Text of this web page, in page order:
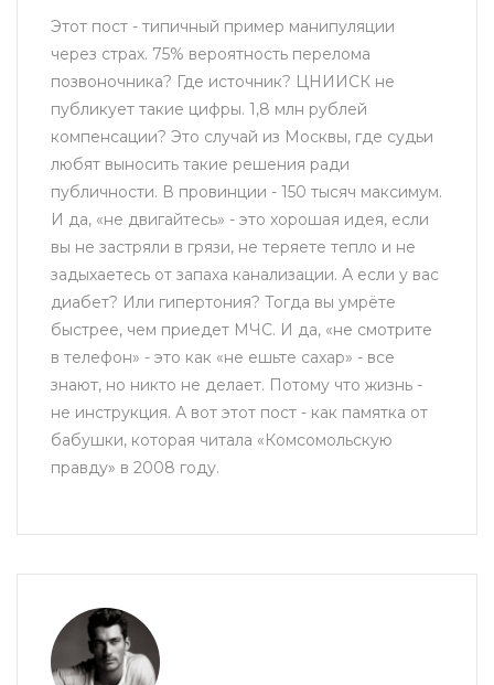
Этот пост - типичный пример манипуляции
через страх. 75% вероятность перелома
позвоночника? Где источник? ЦНИИСК не
публикует такие цифры. 1,8 млн рублей
компенсации? Это случай из Москвы, где судьи
любят выносить такие решения ради
публичности. В провинции - 150 тысяч максимум.
И да, «не двигайтесь» - это хорошая идея, если
вы не застряли в грязи, не теряете тепло и не
задыхаетесь от запаха канализации. А если у вас
диабет? Или гипертония? Тогда вы умрёте
быстрее, чем приедет МЧС. И да, «не смотрите
в телефон» - это как «не ешьте сахар» - все
знают, но никто не делает. Потому что жизнь -
не инструкция. А вот этот пост - как памятка от
бабушки, которая читала «Комсомольскую
правду» в 2008 году.